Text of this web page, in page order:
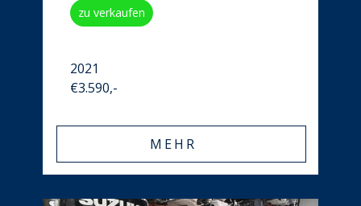
zu verkaufen
2021
€3.590,-
MEHR